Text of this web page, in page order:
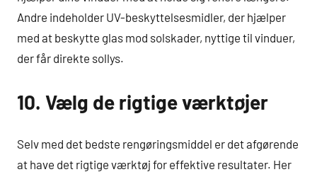
Andre indeholder UV-beskyttelsesmidler, der hjælper
med at beskytte glas mod solskader, nyttige til vinduer,
der får direkte sollys.
10. Vælg de rigtige værktøjer
Selv med det bedste rengøringsmiddel er det afgørende
at have det rigtige værktøj for effektive resultater. Her